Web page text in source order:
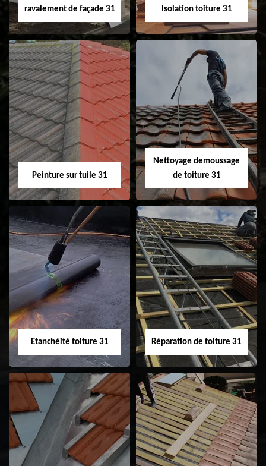
ravalement de façade 31
Nettoyage et
ravalement de
façade 31
Isolation toiture 31
Isolation toiture 31
Peinture sur tuile 31
Peinture sur tuile
31
Nettoyage demoussage
de toiture 31
Nettoyage
demoussage de
toiture 31
Etanchéité toiture 31
Etanchéité toiture
31
Réparation de toiture 31
Réparation de
toiture 31